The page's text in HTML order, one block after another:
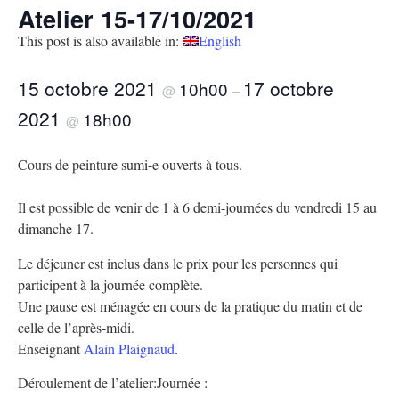
Atelier 15-17/10/2021
This post is also available in: English
15 octobre 2021 @ 10h00 – 17 octobre
2021 @ 18h00
Cours de peinture sumi-e ouverts à tous.
Il est possible de venir de 1 à 6 demi-journées du vendredi 15 au
dimanche 17.
Le déjeuner est inclus dans le prix pour les personnes qui
participent à la journée complète.
Une pause est ménagée en cours de la pratique du matin et de
celle de l’après-midi.
EnseignantAlain Plaignaud.
Déroulement de l’atelier:Journée :